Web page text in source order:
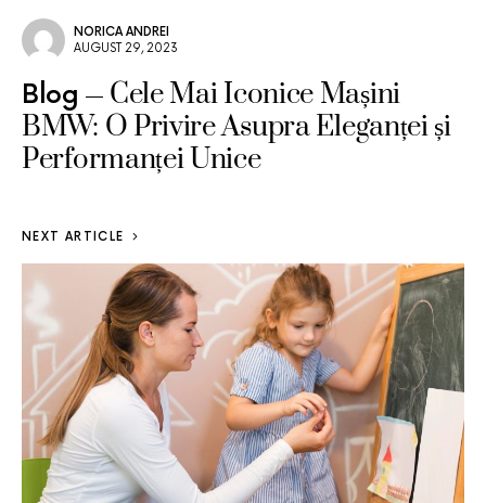
NORICA ANDREI
AUGUST 29, 2023
Blog
Cele Mai Iconice Mașini
BMW: O Privire Asupra Eleganței și
Performanței Unice
NEXT ARTICLE